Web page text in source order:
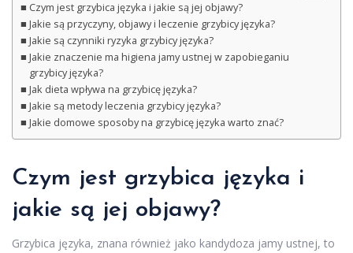
Czym jest grzybica języka i jakie są jej objawy?
Jakie są przyczyny, objawy i leczenie grzybicy języka?
Jakie są czynniki ryzyka grzybicy języka?
Jakie znaczenie ma higiena jamy ustnej w zapobieganiu
grzybicy języka?
Jak dieta wpływa na grzybicę języka?
Jakie są metody leczenia grzybicy języka?
Jakie domowe sposoby na grzybicę języka warto znać?
Czym jest grzybica języka i
jakie są jej objawy?
Grzybica języka, znana również jako kandydoza jamy ustnej, to